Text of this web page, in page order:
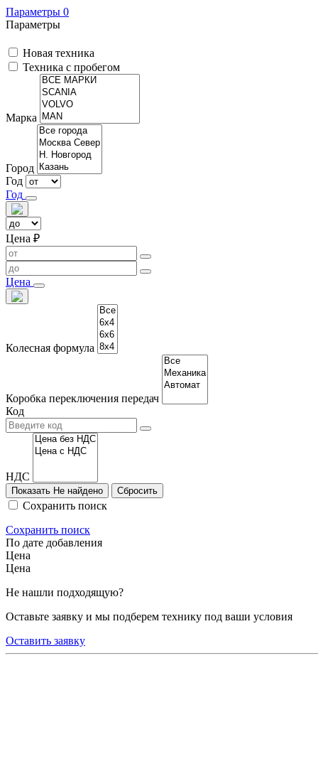
Параметры 0
Параметры
Новая техника
Техника с пробегом
Марка
Город
Год
Год
Цена ₽
Цена
Колесная формула
Коробка переключения передач
Код
НДС
Показать Не найдено
Сохранить поиск
Сохранить поиск
По дате добавления
Цена
Цена
Не нашли подходящую?
Оставьте заявку и мы подберем технику под ваши условия
Оставить заявку